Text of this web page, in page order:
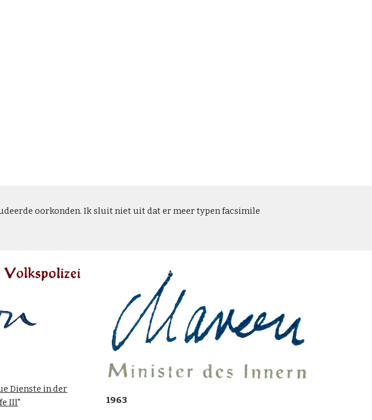
oorkonden. Ik sluit niet uit dat er meer typen facsimile
Dienste in der
III"
1963